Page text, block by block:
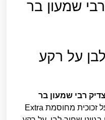
שמעון בר
על רקע
רבי שמעון בר
, מודפסת באיכות גבוהה על זכוכית מחוסמת Extra